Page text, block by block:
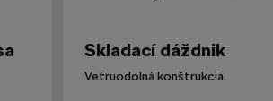
Skladací dáždnik
Vetruodolná konštrukcia.